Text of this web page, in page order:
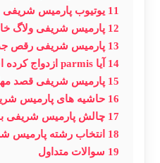
11 یوتیوب پارمیس شریفی
12 پارمیس شریفی ولاگ
13 پارمیس شریفی رقص
14 آیا parmis ازدواج کرده است؟
15 پارمیس شریفی قصد
16 حاشیه های پارمیس
17 چالش پارمیس شریفی
18 انتخاب رشته پارمیس
19 سوالات متداول